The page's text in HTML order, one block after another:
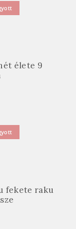
élete 9
fekete raku